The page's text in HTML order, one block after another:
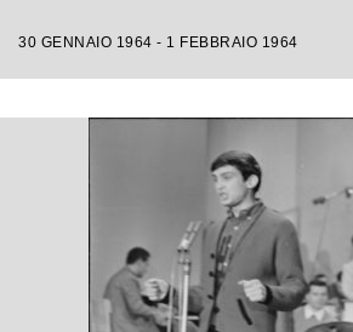
30 GENNAIO 1964 - 1 FEBBRAIO 1964